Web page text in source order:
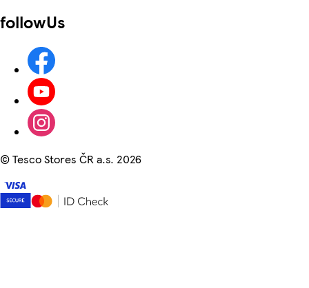
followUs
©Tesco Stores ČR a.s. 2026